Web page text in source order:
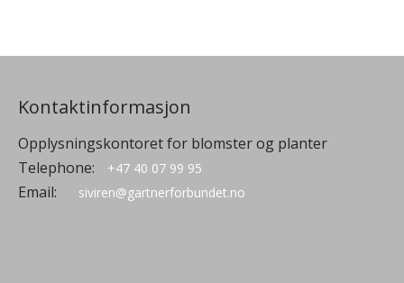
Kontaktinformasjon
Opplysningskontoret for blomster og planter
Telephone:
+47 40 07 99 95
Email: siviren@gartnerforbundet.no